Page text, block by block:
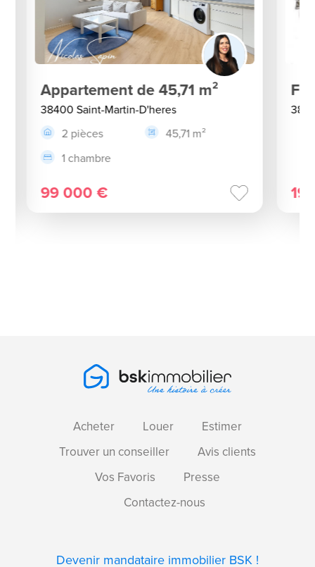
Appartement de 45,71 m²
38400 Saint-Martin-D'heres
2 pièces
45,71 m²
1 chambre
99 000 €
Acheter Louer
Estimer
Trouver un conseiller
Avis clients
Vos Favoris
Presse
Contactez-nous
Devenir mandataire immobilier BSK !